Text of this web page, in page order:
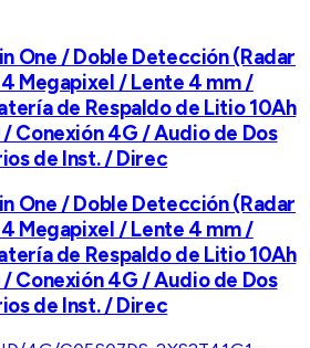
One / Doble Detección (Radar
4 Megapixel / Lente 4 mm /
de Respaldo de Litio 10Ah
/ Conexión 4G / Audio de Dos
de Inst. / Direc
One / Doble Detección (Radar
4 Megapixel / Lente 4 mm /
de Respaldo de Litio 10Ah
/ Conexión 4G / Audio de Dos
de Inst. / Direc